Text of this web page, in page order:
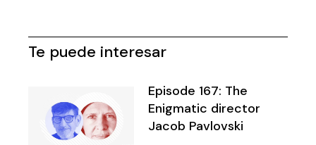
Te puede interesar
Episode 167: The
Enigmatic director
Jacob Pavlovski